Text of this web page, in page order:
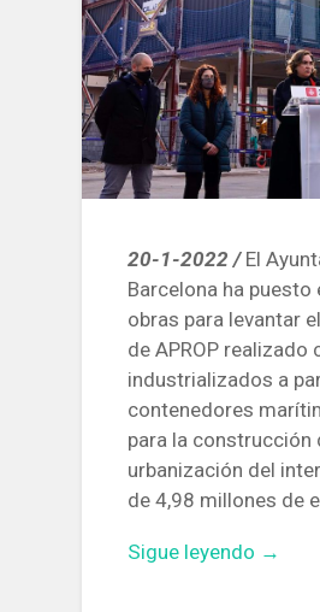
20-1-2022 / El
Barcelona ha puesto
obras para levantar
de APROP realizado
industrializados a
contenedores
para la construcción
urbanización del
de 4,98 millones de
Sigue leyendo →